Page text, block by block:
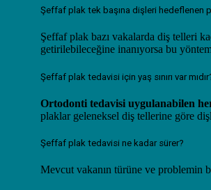
Şeffaf plak tek başına dişleri hedeflenen
Şeffaf plak bazı vakalarda diş telleri
getirilebileceğine inanıyorsa bu
Şeffaf plak tedavisi için yaş sınırı var
Ortodonti tedavisi uygulanabilen
plaklar geleneksel diş tellerine göre
Şeffaf plak tedavisi ne kadar sürer?
Mevcut vakanın türüne ve problemin